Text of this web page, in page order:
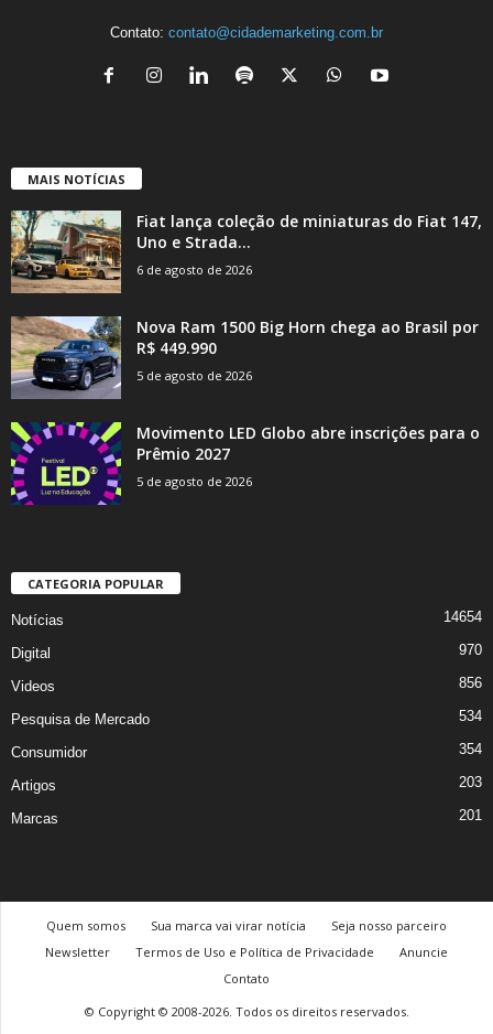
Contato: contato@cidademarketing.com.br
MAIS NOTÍCIAS
Fiat lança coleção de miniaturas do Fiat 147,
Uno e Strada...
6 de agosto de 2026
Nova Ram 1500 Big Horn chega ao Brasil por
R$ 449.990
5 de agosto de 2026
Movimento LED Globo abre inscrições para o
Prêmio 2027
5 de agosto de 2026
CATEGORIA POPULAR
Notícias 14654
Digital 970
Videos 856
Pesquisa de Mercado 534
Consumidor 354
Artigos 203
Marcas 201
Quem somos Sua marca vai virar notícia
Seja nosso parceiro
Newsletter
Termos de Uso e Política de Privacidade
Anuncie
Contato
© Copyright © 2008-2026. Todos os direitos reservados.